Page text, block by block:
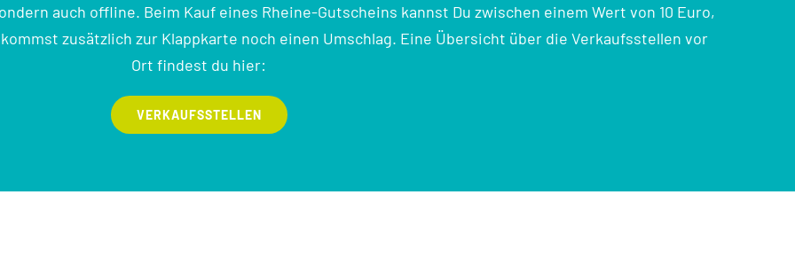
auch offline. Beim Kauf eines Rheine-Gutscheins kannst Du zwischen einem Wert von 10 Euro,
zusätzlich zur Klappkarte noch einen Umschlag. Eine Übersicht über die Verkaufsstellen vor
Ort findest du hier:
VERKAUFSSTELLEN